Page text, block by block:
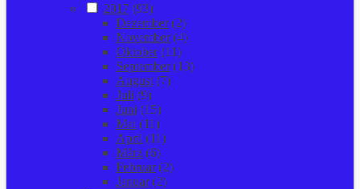
2017 (93)
Dezember(2)
November(4)
Oktober(11)
September(13)
August (7)
Juli (9)
Juni (15)
Mai (11)
April (11)
März (6)
Februar(2)
Januar(2)